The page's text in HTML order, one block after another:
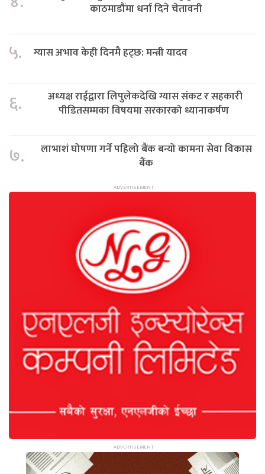
काठमाडौंमा धर्ना दिने चेतावनी
५. ग्यास अभाव केही दिनमै हट्छ: मन्त्री यादव
६.
अध्यक्ष राईद्वारा लिपुलेकदेखि ग्यास संकट र सहकारी
पीडितसम्मका विषयमा सरकारको ध्यानाकर्षण
७.
लाभाशं घोषणा गर्ने पहिलो बैंक बन्यो कामना सेवा विकास
बैंक